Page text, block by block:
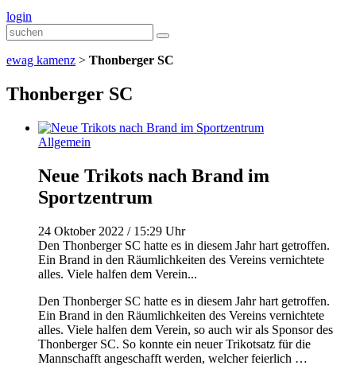
login
ewag kamenz > Thonberger SC
Thonberger SC
Allgemein
Neue Trikots nach Brand im
Sportzentrum
24 Oktober 2022 / 15:29 Uhr
Den Thonberger SC hatte es in diesem Jahr hart getroffen.
Ein Brand in den Räumlichkeiten des Vereins vernichtete
alles. Viele halfen dem Verein...
Den Thonberger SC hatte es in diesem Jahr hart getroffen.
Ein Brand in den Räumlichkeiten des Vereins vernichtete
alles. Viele halfen dem Verein, so auch wir als Sponsor des
Thonberger SC. So konnte ein neuer Trikotsatz für die
Mannschafft angeschafft werden, welcher feierlich …